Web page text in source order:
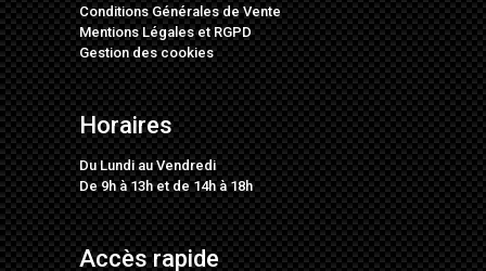
Conditions Générales de Vente
Mentions LégalesetRGPD
Gestion des cookies
Horaires
Du Lundi au Vendredi
De 9h à 13h et de 14h à 18h
Accès rapide